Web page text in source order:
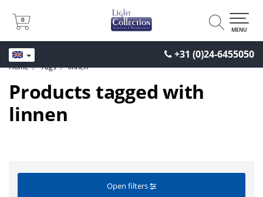
+31 (0)24-6455050
0
0
MENU
Home Tags linnen
Products tagged with
linnen
Open filters